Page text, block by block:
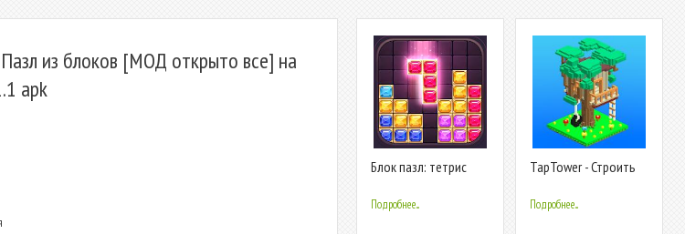
из блоков [МОД открыто все] на
apk
Блок пазл: тетрис
Подробнее...
TapTower - Строить
Подробнее...